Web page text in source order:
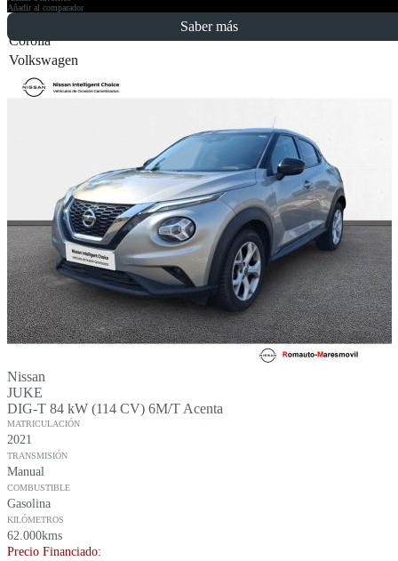
Corolla
Volkswagen
Añadir al comparador
Saber más
Nissan
JUKE
DIG-T 84 kW (114 CV) 6M/T Acenta
MATRICULACIÓN
2021
TRANSMISIÓN
Manual
COMBUSTIBLE
Gasolina
KILÓMETROS
62.000kms
Precio Financiado: